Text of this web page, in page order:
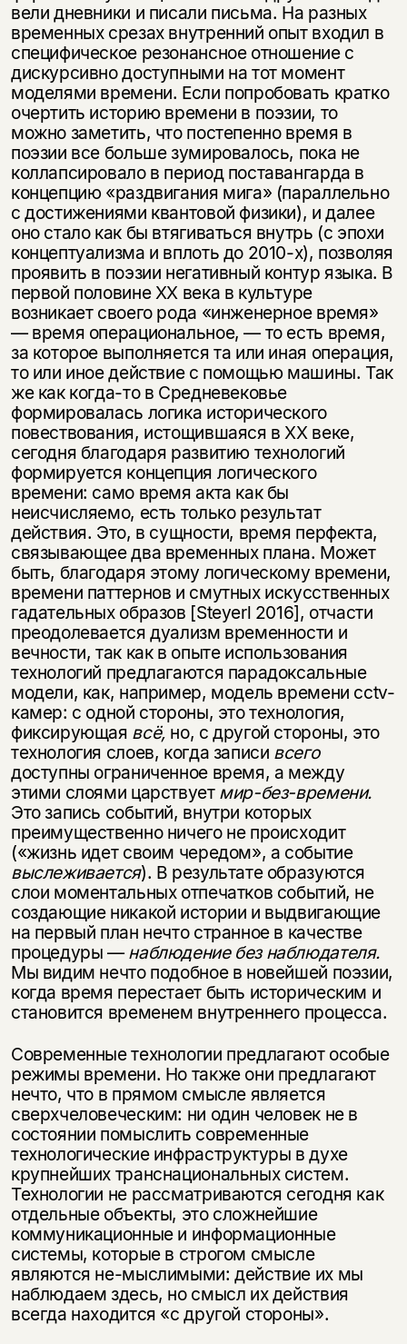
вели дневники и писали письма. На разных
временных срезах внутренний опыт входил в
специфическое резонансное отношение с
дискурсивно доступными на тот момент
моделями времени. Если попробовать кратко
очертить историю времени в поэзии, то
можно заметить, что постепенно время в
поэзии все больше зумировалось, пока не
коллапсировало в период поставангарда в
концепцию «раздвигания мига» (параллельно
с достижениями квантовой физики), и далее
оно стало как бы втягиваться внутрь (с эпохи
концептуализма и вплоть до 2010-х), позволяя
проявить в поэзии негативный контур языка. В
первой половине XX века в культуре
возникает своего рода «инженерное время»
— время операциональное, — то есть время,
за которое выполняется та или иная операция,
то или иное действие с помощью машины. Так
же как когда-то в Средневековье
формировалась логика исторического
повествования, истощившаяся в XX веке,
сегодня благодаря развитию технологий
формируется концепция логического
времени: само время акта как бы
неисчисляемо, есть только результат
действия. Это, в сущности, время перфекта,
связывающее два временных плана. Может
быть, благодаря этому логическому времени,
времени паттернов и смутных искусственных
гадательных образов [Steyerl 2016], отчасти
преодолевается дуализм временности и
вечности, так как в опыте использования
технологий предлагаются парадоксальные
модели, как, например, модель времени cctv-
камер: с одной стороны, это технология,
фиксирующая всё, но, с другой стороны, это
технология слоев, когда записи всего
доступны ограниченное время, а между
этими слоями царствует мир-без-времени.
Это запись событий, внутри которых
преимущественно ничего не происходит
(«жизнь идет своим чередом», а событие
выслеживается). В результате образуются
слои моментальных отпечатков событий, не
создающие никакой истории и выдвигающие
на первый план нечто странное в качестве
процедуры —наблюдение без наблюдателя.
Мы видим нечто подобное в новейшей поэзии,
когда время перестает быть историческим и
становится временем внутреннего процесса.
Современные технологии предлагают особые
режимы времени. Но также они предлагают
нечто, что в прямом смысле является
сверхчеловеческим: ни один человек не в
состоянии помыслить современные
технологические инфраструктуры в духе
крупнейших транснациональных систем.
Технологии не рассматриваются сегодня как
отдельные объекты, это сложнейшие
коммуникационные и информационные
системы, которые в строгом смысле
являются не-мыслимыми: действие их мы
наблюдаем здесь, но смысл их действия
всегда находится «с другой стороны».